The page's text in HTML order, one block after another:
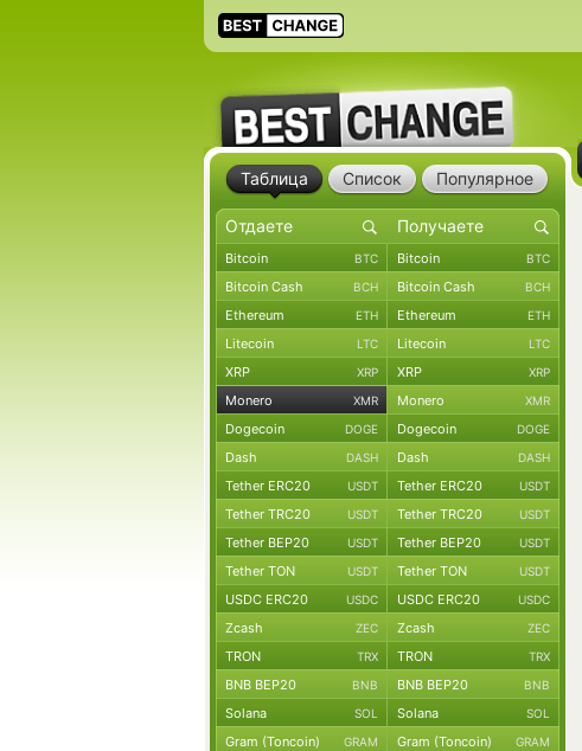
Таблица Список Популярное
Bitcoin BTC Bitcoin BTC
Bitcoin Cash BCH Bitcoin Cash BCH
Ethereum ETH Ethereum ETH
Litecoin LTC Litecoin LTC
XRP XRP XRP XRP
Monero XMR Monero XMR
Dogecoin DOGE Dogecoin DOGE
Dash DASH Dash DASH
Tether ERC20 USDT Tether ERC20 USDT
Tether TRC20 USDT Tether TRC20 USDT
Tether BEP20 USDT Tether BEP20 USDT
Tether TON USDT Tether TON USDT
USDC ERC20 USDC USDC ERC20 USDC
Zcash ZEC Zcash ZEC
TRON TRX TRON TRX
BNB BEP20 BNB BNB BEP20 BNB
Solana SOL Solana SOL
Gram (Toncoin) GRAM Gram (Toncoin) GRAM